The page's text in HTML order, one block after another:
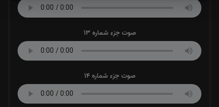
صوت جزء شماره 13
صوت جزء شماره 14